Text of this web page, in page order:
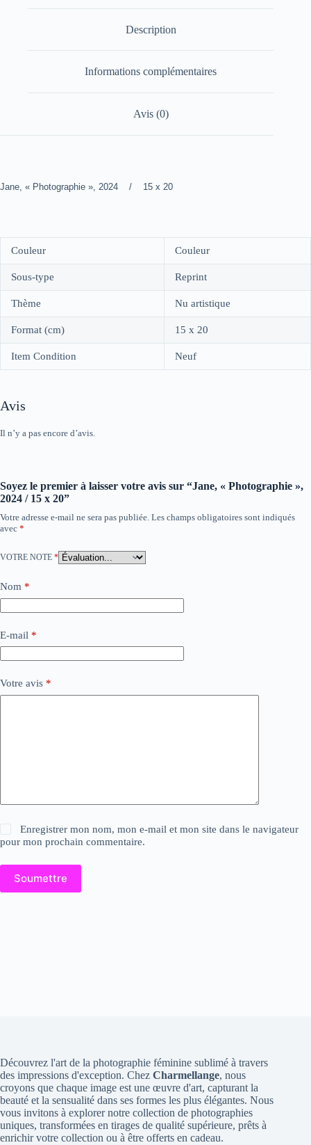
Description
Informations complémentaires
Avis (0)
Jane, « Photographie », 2024 / 15 x 20
Couleur Couleur
Sous-type Reprint
Thème Nu artistique
Format (cm) 15 x 20
Item Condition Neuf
Avis
Il n’y a pas encore d’avis.
Soyez le premier à laisser votre avis sur “Jane, « Photographie »,
2024 / 15 x 20”
Votre adresse e-mail ne sera pas publiée. Les champs obligatoires sont indiqués
avec *
VOTRE NOTE *
Nom *
E-mail *
Votre avis *
Enregistrer mon nom, mon e-mail et mon site dans le navigateur
pour mon prochain commentaire.
Soumettre
Découvrez l'art de la photographie féminine sublimé à travers
des impressions d'exception. Chez Charmellange, nous
croyons que chaque image est une œuvre d'art, capturant la
beauté et la sensualité dans ses formes les plus élégantes. Nous
vous invitons à explorer notre collection de photographies
uniques, transformées en tirages de qualité supérieure, prêts à
enrichir votre collection ou à être offerts en cadeau.